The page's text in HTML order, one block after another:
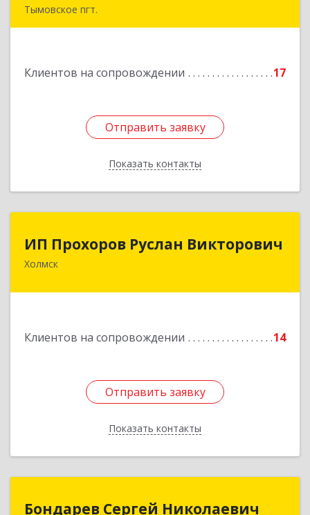
Тымовское пгт.
Клиентов на сопровождении 17
Отправить заявку
Показать контакты
Отправить заявку
Назад
ИП Прохоров Руслан Викторович
Холмск
Клиентов на сопровождении 14
Отправить заявку
Показать контакты
694620, Сахалинская обл, Холмский р-н, Холмск
Отправить заявку
Назад
Бондарев Сергей Николаевич
Бондарев Сергей Николаевич